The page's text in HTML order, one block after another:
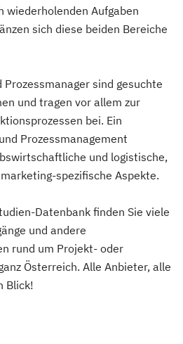
wiederholenden Aufgaben
sich diese beiden Bereiche
sind gesuchte
und tragen vor allem zur
bei. Ein
Prozessmanagement
und logistische,
spezifische Aspekte.
Datenbank finden Sie viele
und andere
rund um Projekt- oder
Österreich. Alle Anbieter, alle
Blick!